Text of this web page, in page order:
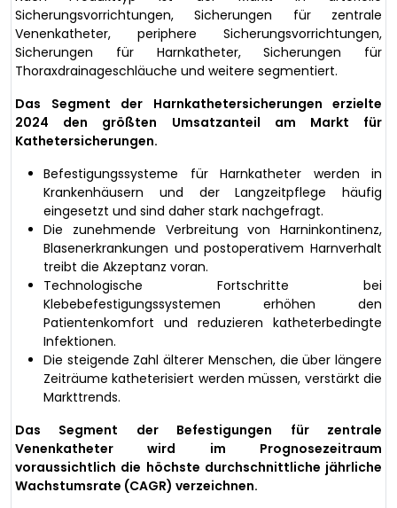
Sicherungsvorrichtungen, Sicherungen für zentrale
Venenkatheter, periphere Sicherungsvorrichtungen,
Sicherungen für Harnkatheter, Sicherungen für
Thoraxdrainageschläuche und weitere segmentiert.
Das Segment der Harnkathetersicherungen erzielte
2024 den größten Umsatzanteil am Markt für
Kathetersicherungen.
Befestigungssysteme für Harnkatheter werden in
Krankenhäusern und der Langzeitpflege häufig
eingesetzt und sind daher stark nachgefragt.
Die zunehmende Verbreitung von Harninkontinenz,
Blasenerkrankungen und postoperativem Harnverhalt
treibt die Akzeptanz voran.
Technologische Fortschritte bei
Klebebefestigungssystemen erhöhen den
Patientenkomfort und reduzieren katheterbedingte
Infektionen.
Die steigende Zahl älterer Menschen, die über längere
Zeiträume katheterisiert werden müssen, verstärkt die
Markttrends.
Das Segment der Befestigungen für zentrale
Venenkatheter wird im Prognosezeitraum
voraussichtlich die höchste durchschnittliche jährliche
Wachstumsrate (CAGR) verzeichnen.